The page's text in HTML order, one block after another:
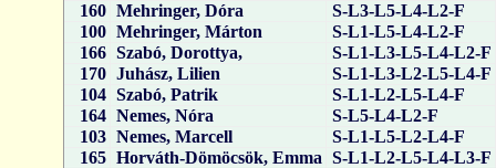
160 Mehringer, Dóra
S-L3-L5-L4-L2-F
100 Mehringer, Márton
S-L1-L5-L4-L2-F
166 Szabó, Dorottya,
S-L1-L3-L5-L4-L2-F
170 Juhász, Lilien
S-L1-L3-L2-L5-L4-F
104 Szabó, Patrik
S-L1-L2-L5-L4-F
164 Nemes, Nóra
S-L5-L4-L2-F
103 Nemes, Marcell
S-L1-L5-L2-L4-F
165 Horváth-Dömöcsök, Emma S-L1-L2-L5-L4-L3-F